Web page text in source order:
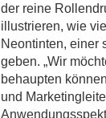
der reine
illustrieren, wie
Neontinten, einer
geben. „Wir
behaupten
und